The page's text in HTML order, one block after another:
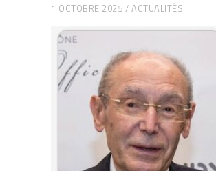
1 OCTOBRE 2025 ACTUALITÉS